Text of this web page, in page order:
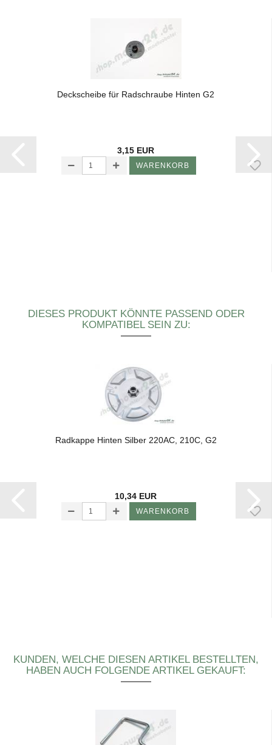
Deck­schei­be für Rad­schrau­be Hin­ten G2
3,15 EUR
WARENKORB
DIESES PRODUKT KÖNNTE PASSEND ODER
KOMPATIBEL SEIN ZU:
Rad­kap­pe Hin­ten Sil­ber 220AC, 210C, G2
10,34 EUR
WARENKORB
KUNDEN, WELCHE DIESEN ARTIKEL BESTELLTEN,
HABEN AUCH FOLGENDE ARTIKEL GEKAUFT: